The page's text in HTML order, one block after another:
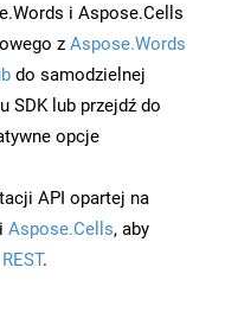
i Aspose.Cells
z Aspose.Words
do samodzielnej
SDK lub przejdź do
opcje
API opartej na
i Aspose.Cells, aby
.